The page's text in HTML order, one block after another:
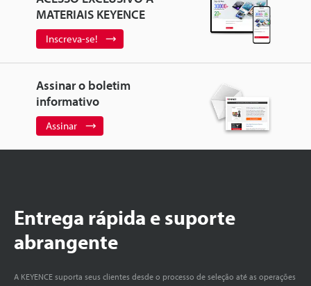
MATERIAIS KEYENCE
Inscreva-se!
Assinar o boletim
informativo
Assinar
Entrega rápida e suporte
abrangente
A KEYENCE suporta seus clientes desde o processo de seleção até as operações